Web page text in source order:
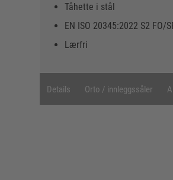
Tåhette i stål
EN ISO 20345:2022 S2 FO/
Lærfri
Details Orto / innleggssåler